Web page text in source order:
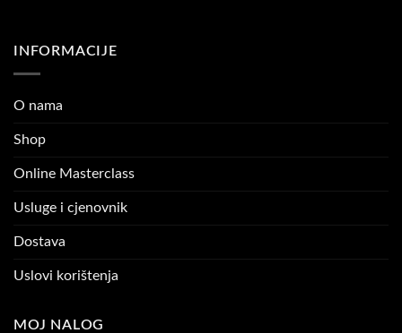
INFORMACIJE
O nama
Shop
Online Masterclass
Usluge i cjenovnik
Dostava
Uslovi korištenja
MOJ NALOG